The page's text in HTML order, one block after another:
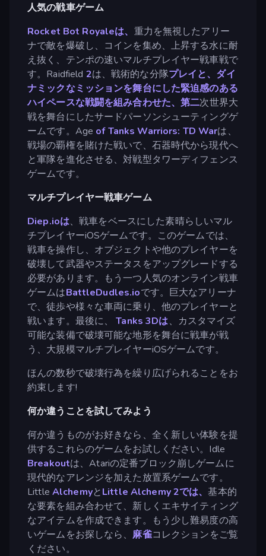
人気の戦車ゲーム
Rocket Bot Royaleは、 重力を無視したアリー
ナで敵を爆破し、コインを集め、上昇する水に耐
え抜く、テンポの速いマルチプレイヤー戦車戦で
す。Raidfield 2は、戦術的な分隊プレイと、ダイ
ナミックなミッションを舞台にした緊迫感のある
ハイペースな戦闘を組み合わせた、第二次世界大
戦を舞台にしたサードパーソンシューティングゲ
ームです。Age of Tanks Warriors: TD Warは、
戦場の覇権を賭けた戦いで、石器時代から現代へ
と軍隊を進化させる、対戦型タワーディフェンス
ゲームです。
マルチプレイヤー戦車ゲーム
Diep.ioは、戦車をベースにした素晴らしいマル
チプレイヤーiOSゲームです。このゲームでは、
戦車を操作し、オブジェクトや他のプレイヤーを
破壊して武器やステータスをアップグレードする
必要があります。もう一つ人気のオンライン戦車
ゲームはBattleDudles.ioです。巨大なアリーナ
で、徒歩や様々な車両に乗り、他のプレイヤーと
戦います。最後に、Tanks 3Dは、カスタマイズ
可能な装備で破壊可能な地形を舞台に戦車が戦
う、大規模マルチプレイヤーiOSゲームです。
ほんの数秒で破壊行為を繰り広げられることをお
約束します!
何か違うことを試してみよう
何か違うものがお好きなら、全く新しい体験を提
供するこれらのゲームをお試しください。Idle
Breakoutは、Atariの定番ブロック崩しゲームに
現代的なアレンジを加えた放置系ゲームです。
Little AlchemyとLittle Alchemy 2では、基本的
な要素を組み合わせて、新しくエキサイティング
なアイテムを作成できます。もう少し難易度の高
いゲームをお探しなら、麻雀コレクションをご覧
ください。